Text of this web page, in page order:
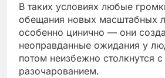
В таких условиях любые
обещания новых масштабных
особенно цинично — они
неоправданные ожидания у
потом неизбежно столкнутся с
разочарованием.